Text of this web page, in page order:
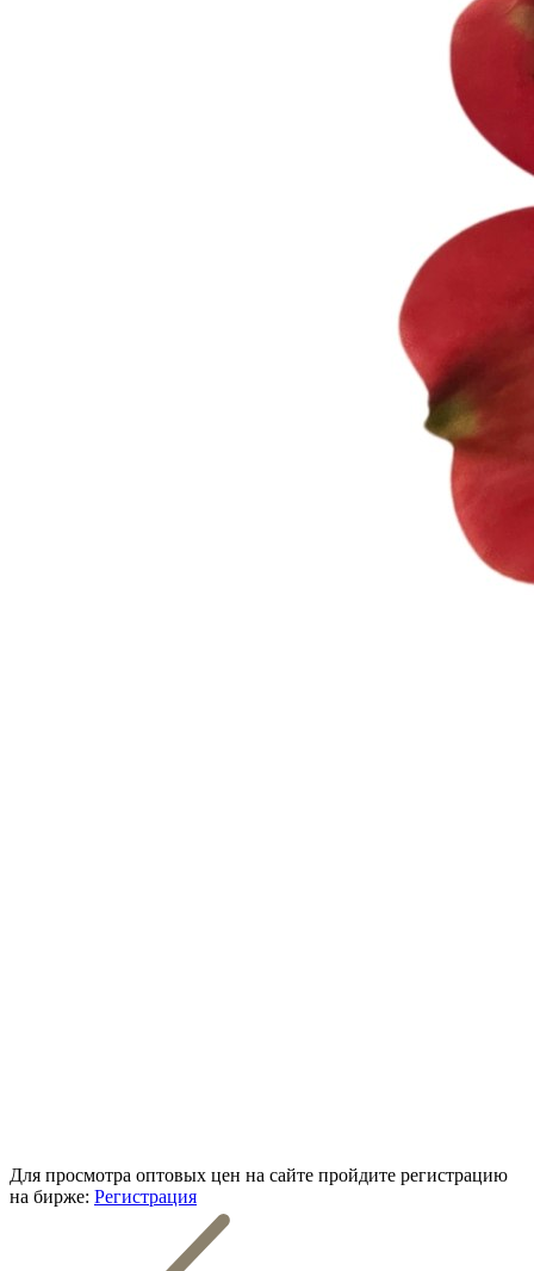
Для просмотра оптовых цен на сайте пройдите регистрацию
на бирже: Регистрация